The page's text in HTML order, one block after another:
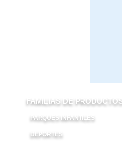
FAMILIAS DE PRODUCTOS
PARQUES INFANTILES
DEPORTES